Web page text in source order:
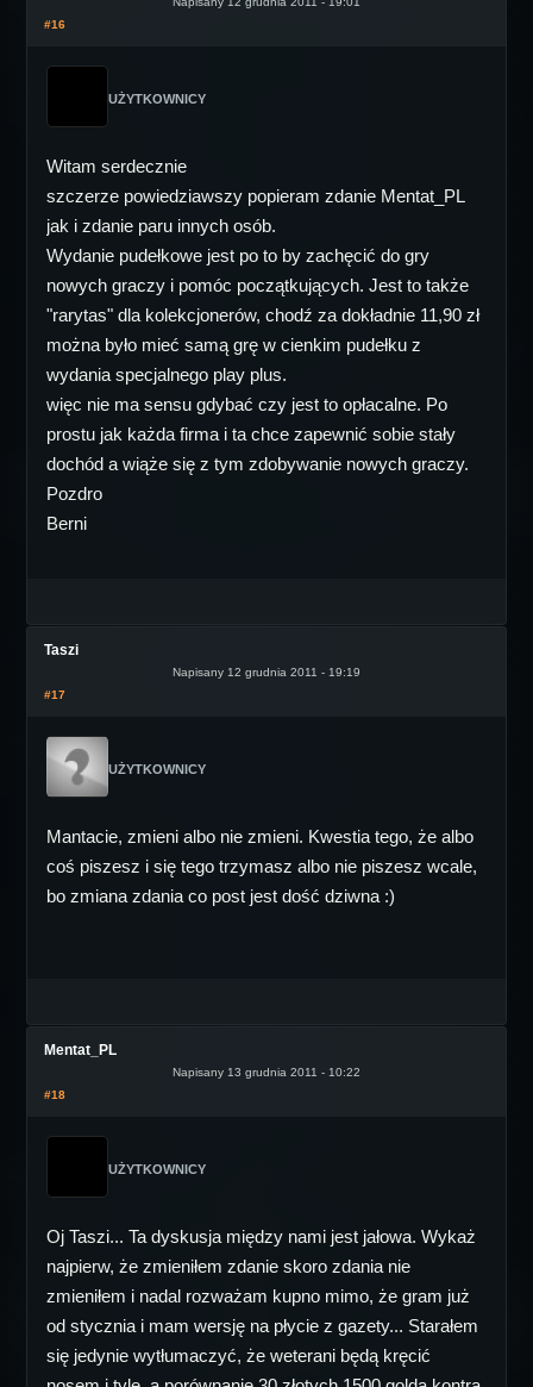
#16
UŻYTKOWNICY
Witam serdecznie
szczerze powiedziawszy popieram zdanie Mentat_PL
jak i zdanie paru innych osób.
Wydanie pudełkowe jest po to by zachęcić do gry
nowych graczy i pomóc początkujących. Jest to także
"rarytas" dla kolekcjonerów, chodź za dokładnie 11,90 zł
można było mieć samą grę w cienkim pudełku z
wydania specjalnego play plus.
więc nie ma sensu gdybać czy jest to opłacalne. Po
prostu jak każda firma i ta chce zapewnić sobie stały
dochód a wiąże się z tym zdobywanie nowych graczy.
Pozdro
Berni
Taszi
Napisany 12 grudnia 2011 - 19:19
#17
UŻYTKOWNICY
Mantacie, zmieni albo nie zmieni. Kwestia tego, że albo
coś piszesz i się tego trzymasz albo nie piszesz wcale,
bo zmiana zdania co post jest dość dziwna :)
Mentat_PL
Napisany 13 grudnia 2011 - 10:22
#18
UŻYTKOWNICY
Oj Taszi... Ta dyskusja między nami jest jałowa. Wykaż
najpierw, że zmieniłem zdanie skoro zdania nie
zmieniłem i nadal rozważam kupno mimo, że gram już
od stycznia i mam wersję na płycie z gazety... Starałem
się jedynie wytłumaczyć, że weterani będą kręcić